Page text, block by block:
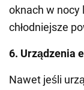
oknach w nocy
chłodniejsze
6. Urządzenia
Nawet jeśli